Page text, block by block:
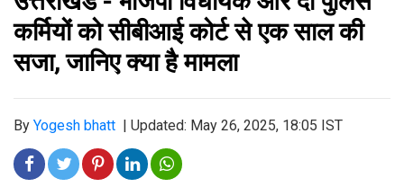
कर्मियों को सीबीआई कोर्ट से एक साल की
सजा, जानिए क्या है मामला
By Yogesh bhatt Updated: May 26, 2025, 18:05 IST